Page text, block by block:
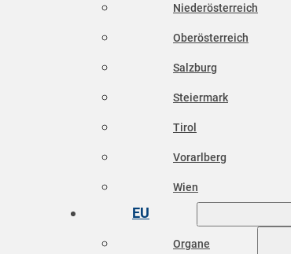
Niederösterreich
Oberösterreich
Salzburg
Steiermark
Tirol
Vorarlberg
Wien
EU
Organe